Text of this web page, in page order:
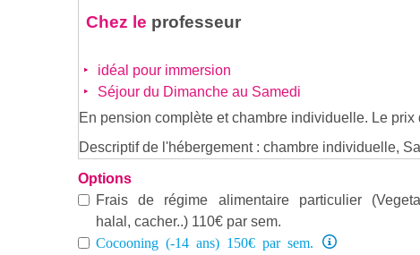
Chez le professeur
idéal pour immersion
Séjour du Dimanche au Samedi
En pension complète et chambre individuelle. Le
Descriptif de l'hébergement : chambre individuelle,
Options
Frais de régime alimentaire particulier
halal, cacher..) 110€ par sem.
Cocooning (-14 ans) 150€ par sem.